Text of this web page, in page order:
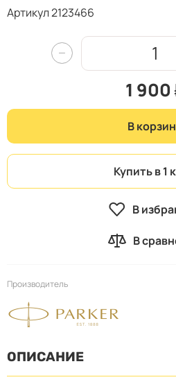
Артикул 2123466
1 900
В
Купить в 1
В
В
Производитель
ОПИСАНИЕ